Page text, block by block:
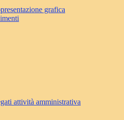
grafica
attività amministrativa